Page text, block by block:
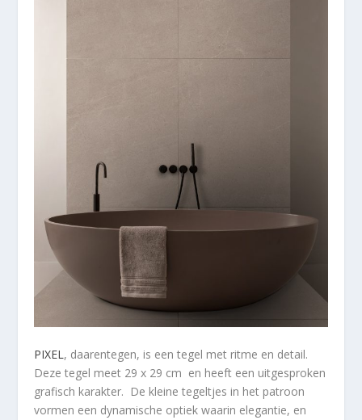
PIXEL, daarentegen, is een tegel met ritme en detail.
Deze tegel meet 29 x 29 cm en heeft een uitgesproken
grafisch karakter. De kleine tegeltjes in het patroon
vormen een dynamische optiek waarin elegantie, en